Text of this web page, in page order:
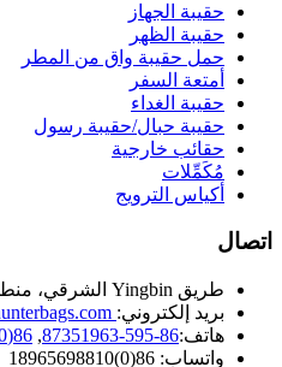
حقيبة الجهاز
حقيبة الظهر
حمل حقيبة واق من المطر
أمتعة السفر
حقيبة الغداء
حقيبة حبال/حقيبة رسول
حقائب خارجية
مُكَمِّلات
أكياس الترويج
اتصال
طريق Yingbin الشرقي، منطقة تشنغنان الصناعية، بلد Hui'an، Quanzhou، Fujian، الصين.
بريد إلكتروني:
هاتف:86-595-87351963
,
86(0)18965698810
واتساب: 86(0)18965698810